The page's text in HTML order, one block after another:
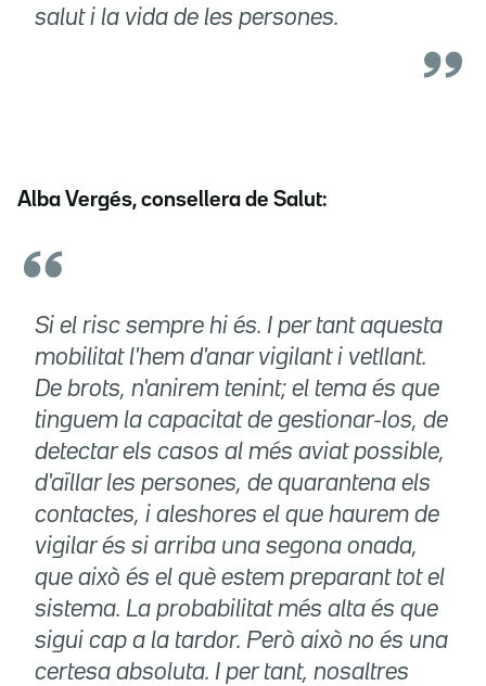
salut i la vida de les persones.
Alba Vergés, consellera de Salut:
Si el risc sempre hi és. I per tant aquesta
mobilitat l'hem d'anar vigilant i vetllant.
De brots, n'anirem tenint; el tema és que
tinguem la capacitat de gestionar-los, de
detectar els casos al més aviat possible,
d'aïllar les persones, de quarantena els
contactes, i aleshores el que haurem de
vigilar és si arriba una segona onada,
que això és el què estem preparant tot el
sistema. La probabilitat més alta és que
sigui cap a la tardor. Però això no és una
certesa absoluta. I per tant, nosaltres